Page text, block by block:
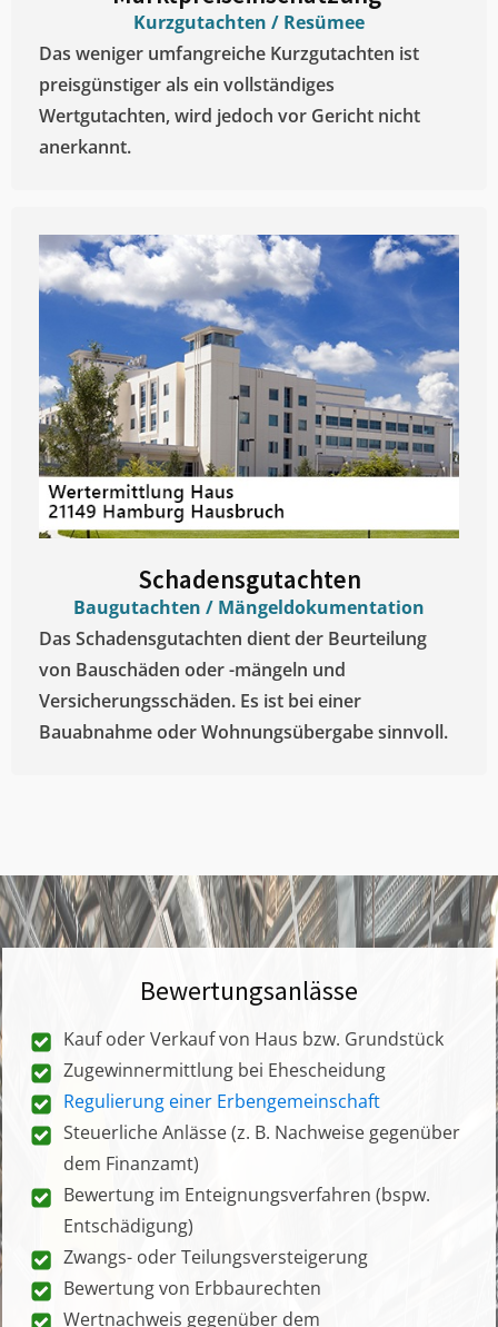
Kurzgutachten / Resümee
Das weniger umfangreiche Kurzgutachten ist
preisgünstiger als ein vollständiges
Wertgutachten, wird jedoch vor Gericht nicht
anerkannt.
Schadensgutachten
Baugutachten / Mängeldokumentation
Das Schadensgutachten dient der Beurteilung
von Bauschäden oder -mängeln und
Versicherungsschäden. Es ist bei einer
Bauabnahme oder Wohnungsübergabe sinnvoll.
Bewertungsanlässe
Kauf oder Verkauf von Haus bzw. Grundstück
Zugewinnermittlung bei Ehescheidung
Regulierung einer Erbengemeinschaft
Steuerliche Anlässe (z. B. Nachweise gegenüber
dem Finanzamt)
Bewertung im Enteignungsverfahren (bspw.
Entschädigung)
Zwangs- oder Teilungsversteigerung
Bewertung von Erbbaurechten
Wertnachweis gegenüber dem